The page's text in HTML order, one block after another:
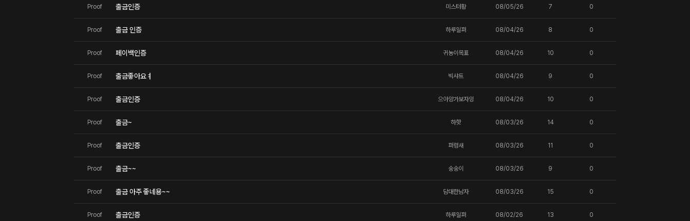
Proof 출금인증 미스터황 08/05/26 7 0
Proof 출금 인증 하루일퍼 08/04/26 8 0
Proof 페이백인증 귀농이목표 08/04/26 10 0
Proof 출금좋아요ㅕ 빅샤트 08/04/26 9 0
Proof 출금인증 으아앙가보자잉 08/04/26 10 0
Proof 출금~ 하핫 08/03/26 14 0
Proof 출금인증 퍼렁새 08/03/26 11 0
Proof 출금~~ 숭숭이 08/03/26 9 0
Proof 출금 아주 좋네용~~ 담대한남자 08/03/26 15 0
Proof 출금인증 하루일퍼 08/02/26 13 0